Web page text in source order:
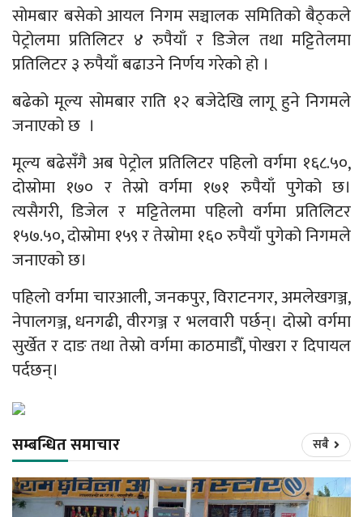
सोमबार बसेको आयल निगम सञ्चालक समितिको बैठ्कले
पेट्रोलमा प्रतिलिटर ४ रुपैयाँ र डिजेल तथा मट्टितेलमा
प्रतिलिटर ३ रुपैयाँ बढाउने निर्णय गरेको हो ।
बढेको मूल्य सोमबार राति १२ बजेदेखि लागू हुने निगमले
जनाएको छ ।
मूल्य बढेसँगै अब पेट्रोल प्रतिलिटर पहिलो वर्गमा १६८.५०,
दोस्रोमा १७० र तेस्रो वर्गमा १७१ रुपैयाँ पुगेको छ।
त्यसैगरी, डिजेल र मट्टितेलमा पहिलो वर्गमा प्रतिलिटर
१५७.५०, दोस्रोमा १५९ र तेस्रोमा १६० रुपैयाँ पुगेको निगमले
जनाएको छ।
पहिलो वर्गमा चारआली, जनकपुर, विराटनगर, अमलेखगञ्ज,
नेपालगञ्ज, धनगढी, वीरगञ्ज र भलवारी पर्छन्। दोस्रो वर्गमा
सुर्खेत र दाङ तथा तेस्रो वर्गमा काठमाडौँ, पोखरा र दिपायल
पर्दछन्।
सम्बन्धित समाचार सबै